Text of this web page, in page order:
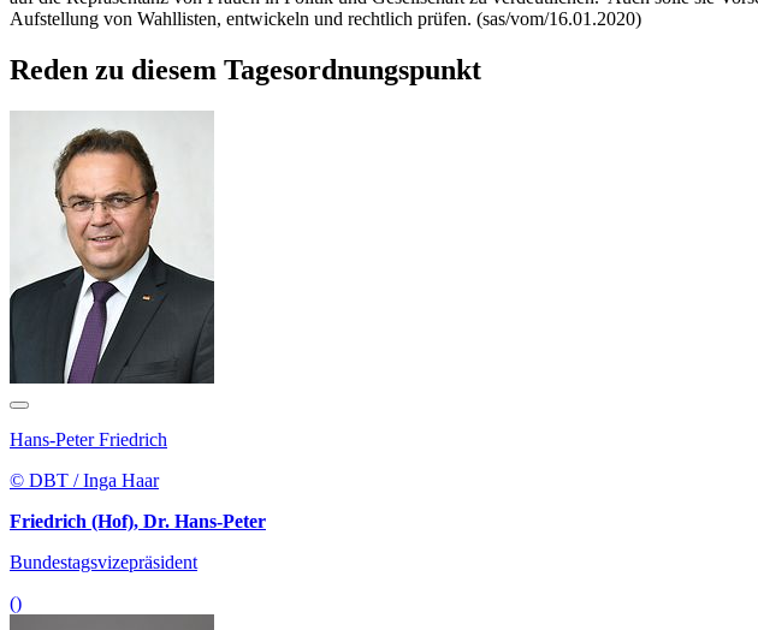
Aufstellung von Wahllisten, entwickeln und rechtlich prüfen. (sas/vom/16.01.2020)
Reden zu diesem Tagesordnungspunkt
Hans-Peter Friedrich
© DBT / Inga Haar
Friedrich (Hof), Dr. Hans-Peter
Bundestagsvizepräsident
()